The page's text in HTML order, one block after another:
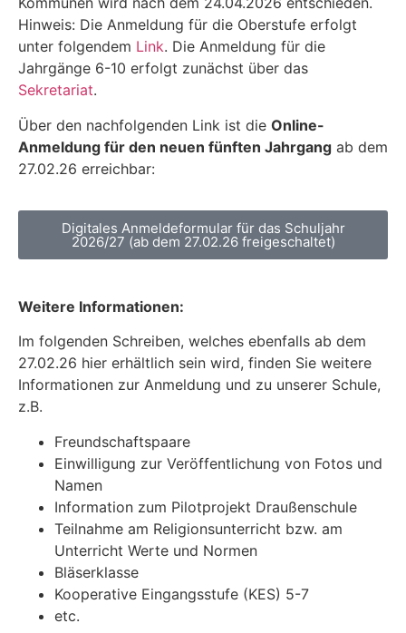
Hinweis: Die Anmeldung für die Oberstufe erfolgt
unter folgendem Link. Die Anmeldung für die
Jahrgänge 6-10 erfolgt zunächst über das
Sekretariat.
Über den nachfolgenden Link ist die Online-
Anmeldung für den neuen fünften Jahrgang ab dem
27.02.26 erreichbar:
Digitales Anmeldeformular für das Schuljahr
2026/27 (ab dem 27.02.26 freigeschaltet)
Weitere Informationen:
Im folgenden Schreiben, welches ebenfalls ab dem
27.02.26 hier erhältlich sein wird, finden Sie weitere
Informationen zur Anmeldung und zu unserer Schule,
z.B.
Freundschaftspaare
Einwilligung zur Veröffentlichung von Fotos und
Namen
Information zum Pilotprojekt Draußenschule
Teilnahme am Religionsunterricht bzw. am
Unterricht Werte und Normen
Bläserklasse
Kooperative Eingangsstufe (KES) 5-7
etc.